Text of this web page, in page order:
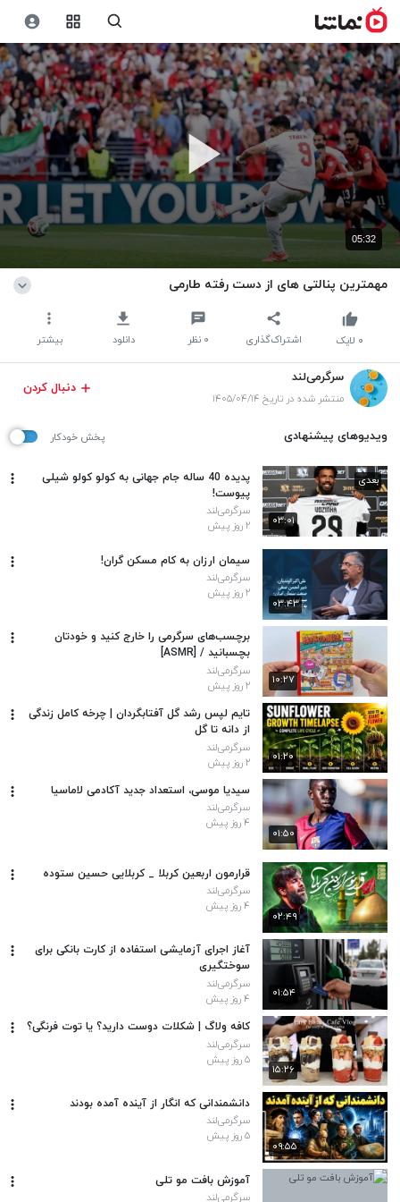
05:32
مهمترین پنالتی های از دست رفته طارمی
اشتراک‌گذاری ۰ نظر دانلود بیشتر ۰ لایک
سرگرمی‌لند
منتشر شده در تاریخ ۱۴۰۵/۰۴/۱۴
دنبال کردن
ویدیوهای پیشنهادی پخش خودکار
۰۳:۰۱
بعدی
پدیده 40 ساله جام جهانی به کولو کولو شیلی
پیوست!
سرگرمی‌لند
۲ روز پیش
۰۳:۴۳
سیمان ارزان به کام مسکن گران!
سرگرمی‌لند
۲ روز پیش
۱۰:۲۷
برچسب‌های سرگرمی را خارج کنید و خودتان
بچسبانید / [ASMR]
سرگرمی‌لند
۲ روز پیش
۰۱:۲۰
تایم لپس رشد گل آفتابگردان | چرخه کامل زندگی
از دانه تا گل
سرگرمی‌لند
۲ روز پیش
۰۱:۵۰
سیدیا موسی، استعداد جدید آکادمی لاماسیا
سرگرمی‌لند
۴ روز پیش
۰۲:۴۹
قرارمون اربعین کربلا _ کربلایی حسین ستوده
سرگرمی‌لند
۴ روز پیش
۰۱:۵۴
آغاز اجرای آزمایشی استفاده از کارت بانکی برای
سوختگیری
سرگرمی‌لند
۴ روز پیش
۱۵:۲۶
کافه ولاگ | شکلات دوست دارید؟ یا توت فرنگی؟
سرگرمی‌لند
۵ روز پیش
۰۹:۵۵
دانشمندانی که انگار از آینده آمده بودند
سرگرمی‌لند
۵ روز پیش
آموزش بافت مو تلی
سرگرمی‌لند